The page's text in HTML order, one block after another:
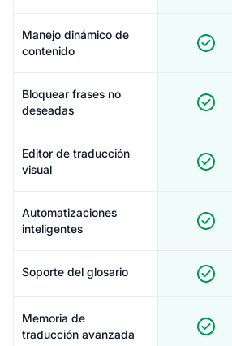
Manejo dinámico de
contenido
Bloquear frases no
deseadas
Editor de traducción
visual
Automatizaciones
inteligentes
Soporte del glosario
Memoria de
traducción avanzada